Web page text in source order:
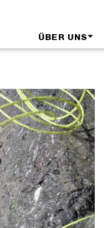
ÜBER UNS